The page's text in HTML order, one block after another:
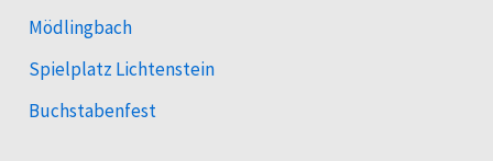
Mödlingbach
Spielplatz Lichtenstein
Buchstabenfest